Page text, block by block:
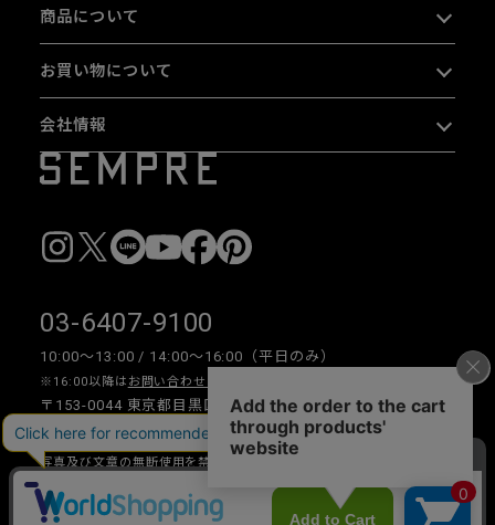
商品について
お買い物について
会社情報
03-6407-9100
10:00〜13:00 / 14:00〜16:00（平日のみ）
※16:00以降は お問い合わせフォーム
〒153-0044 東京都目黒区大橋 2-16-26 1F・2F
写真及び文章の無断使用を禁じます。
Copyright © 2026 SEMPRE DESIGN CO., LTD.All right reserved.